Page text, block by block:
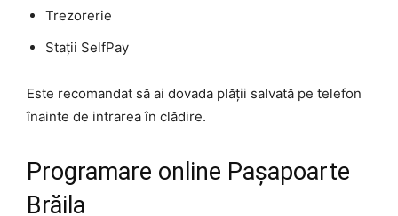
Trezorerie
Stații SelfPay
Este recomandat să ai dovada plății salvată pe telefon
înainte de intrarea în clădire.
Programare online Pașapoarte
Brăila